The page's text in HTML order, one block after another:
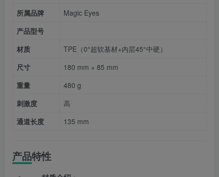
所属品牌
Magic Eyes
产品型号
材质
TPE（0°超软基材+内层45°中硬）
尺寸
180 mm × 85 mm
重量
480 g
刺激度
高
通道长度
135 mm
产品特性